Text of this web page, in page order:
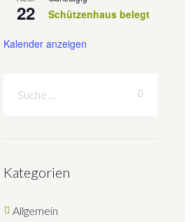
22 Schützenhaus belegt
Kalender anzeigen
Kategorien
Allgemein